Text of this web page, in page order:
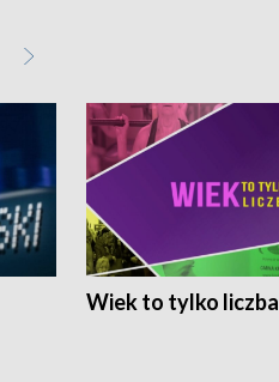
Wiek to tylko liczba